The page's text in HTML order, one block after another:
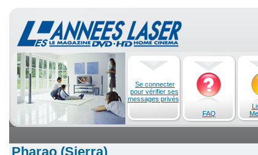
Se connecter
pour vérifier ses
messages privés
FAQ
Pharao (Sierra)